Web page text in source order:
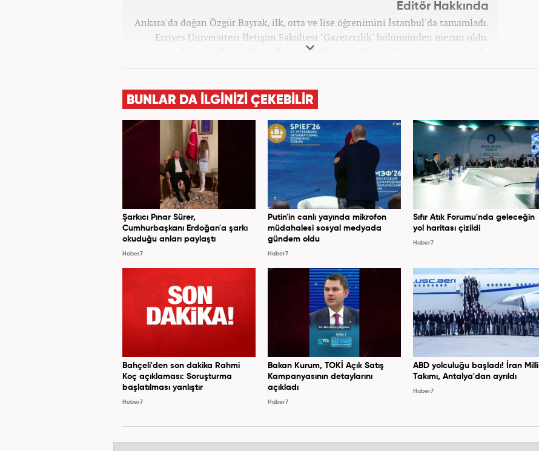
Editör Hakkında
Ankara'da doğan Özgür Bayrak, ilk, orta ve lise öğrenimini İstanbul'da tamamladı.
Erciyes Üniversitesi İletişim Fakültesi "Gazetecilik" bölümünden mezun oldu.
Üniversite döneminde çeşitli yerel gazetelerde muhabir ve editör olarak görev aldı.
Star.com'da internet editörü olarak stajını tamamladıktan sonra Medya Takip
ve SEO içerikleriyle birlikte galeri ve video hazırladı. 2019'un Şubat ayından bu
yana ise Haber7.com'da Gündem Editörü olarak habercilik kariyerine devam
etmektedir.
BUNLAR DA İLGİNİZİ ÇEKEBİLİR
Şarkıcı Pınar Sürer,
Cumhurbaşkanı Erdoğan'a şarkı
okuduğu anları paylaştı
Haber7
Putin'in canlı yayında mikrofon
müdahalesi sosyal medyada
gündem oldu
Haber7
Sıfır Atık Forumu'nda geleceğin
yol haritası çizildi
Haber7
Bahçeli'den son dakika Rahmi
Koç açıklaması: Soruşturma
başlatılması yanlıştır
Haber7
Bakan Kurum, TOKİ Açık Satış
Kampanyasının detaylarını
açıkladı
Haber7
ABD yolculuğu başladı! İran Milli
Takımı, Antalya'dan ayrıldı
Haber7